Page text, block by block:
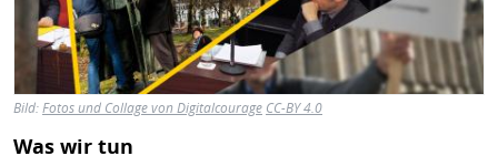
Bild:Fotos und Collage von Digitalcourage CC-BY 4.0
Was wir tun